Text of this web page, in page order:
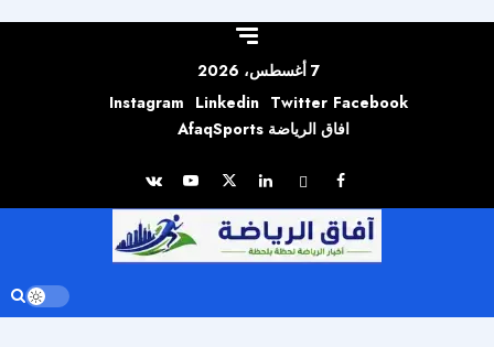
7 أغسطس، 2026
Facebook
Twitter
Linkedin
Instagram
افاق الرياضة AfaqSports